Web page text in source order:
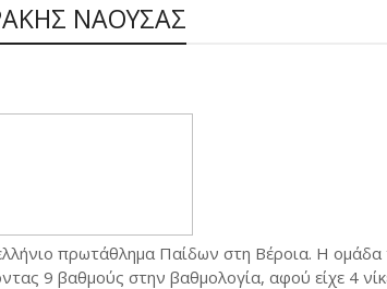
ΝΑΟΥΣΑΣ
πρωτάθλημα Παίδων στη Βέροια. Η ομάδα
9 βαθμούς στην βαθμολογία, αφού είχε 4